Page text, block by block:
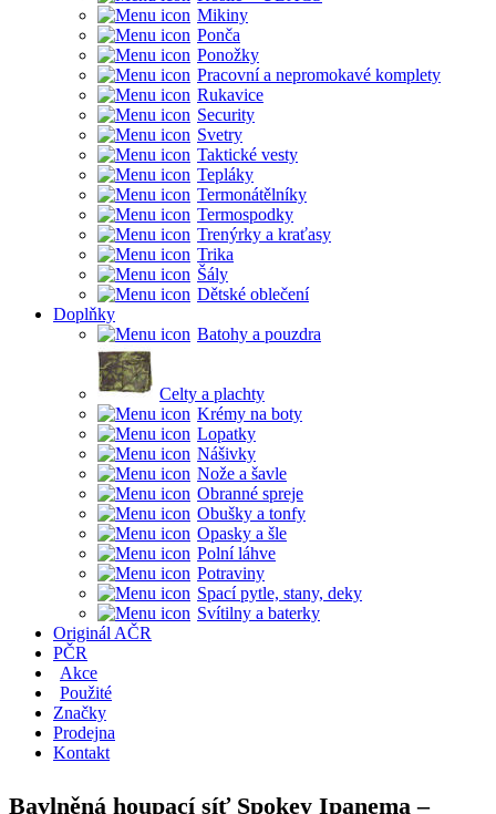
Mikiny
Ponča
Ponožky
Pracovní a nepromokavé komplety
Rukavice
Security
Svetry
Taktické vesty
Tepláky
Termonátělníky
Termospodky
Trenýrky a kraťasy
Trika
Šály
Dětské oblečení
Doplňky
Batohy a pouzdra
Celty a plachty
Krémy na boty
Lopatky
Nášivky
Nože a šavle
Obranné spreje
Obušky a tonfy
Opasky a šle
Polní láhve
Potraviny
Spací pytle, stany, deky
Svítilny a baterky
Originál AČR
PČR
Akce
Použité
Značky
Prodejna
Kontakt
Bavlněná houpací síť Spokey Ipanema –